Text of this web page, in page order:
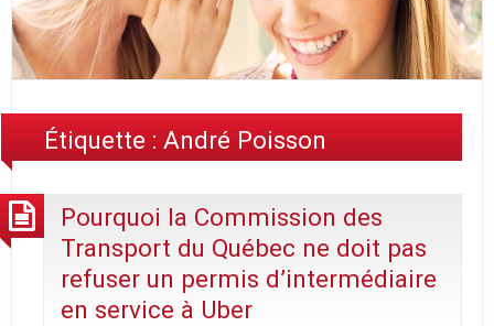
Étiquette : André Poisson
Pourquoi la Commission des
Transport du Québec ne doit pas
refuser un permis d’intermédiaire
en service à Uber